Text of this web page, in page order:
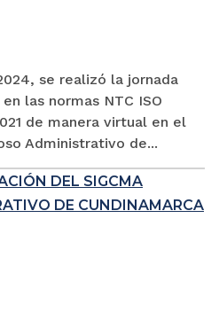
se realizó la jornada
las normas NTC ISO
de manera virtual en el
Administrativo de...
DEL SIGCMA
DE CUNDINAMARCA